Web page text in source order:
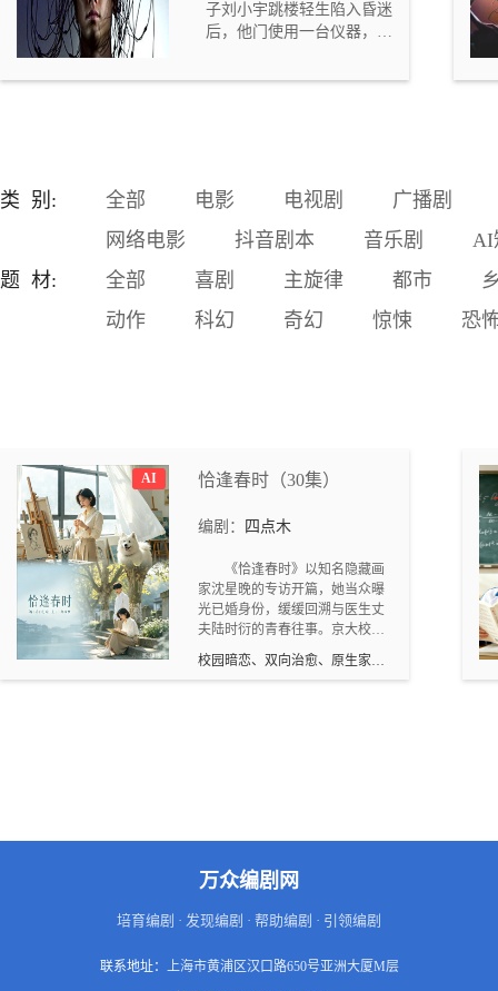
果，刘国强觉得越来越不
爽，他对借钱这事儿感到后
子刘小宇跳楼轻生陷入昏迷
后，他门使用一台仪器，进
的意识消失之前，重新唤醒
随着社会的发展，家长们望
子成龙的心情越来越迫切，
这种急切的心情强加给孩
子，从而造成了很多无法挽
回的悲剧。如果再给发生悲
生什么情况。身为父母，要
效，拍摄成本低。以现实世
们采取正确的育儿方法，宣
展和应用场景展开设想，并
在此科学幻想基础上探讨一
下家庭教育和儿童心理的一
些问题。特别设计的故事开
场，多次反转，吸引眼球。
类 别: 全部 电影 电视剧
广播剧
网络电影
抖音剧本 音乐剧
AI
题 材:
全部 喜剧 主旋律 都市
动作
科幻 奇幻 惊悚 恐
AI 恰逢春时（30集）
编剧： 四点木
《恰逢春时》以知名隐藏画
家沈星晚的专访开篇，她当众曝
光已婚身份，缓缓回溯与医生丈
夫陆时衍的青春往事。京大校园
里，医学生陆时衍对美术生沈星
晚一见倾心，主动制造图书馆同
煦、梁亦辰、苏青一众好友助攻
下，二人于苏市水乡确定恋爱关
系，互相袒露过往伤痛，感情稳
步升温。沈佳莹幡然醒悟远赴追
毕业后两人成婚，沈星晚亲手设
校园暗恋、双向治愈、原生家
庭、BE 美学
万众编剧网
培育编剧 · 发现编剧 · 帮助编剧 · 引领编剧
联系地址： 上海市黄浦区汉口路650号亚洲大厦M层